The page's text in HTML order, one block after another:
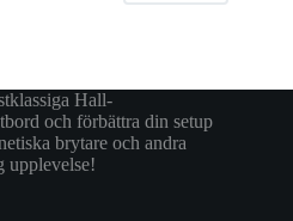
Hall-
och förbättra din setup
brytare och andra
upplevelse!